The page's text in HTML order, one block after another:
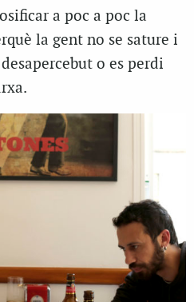
a poc a poc la
la gent no se sature i
o es perdi